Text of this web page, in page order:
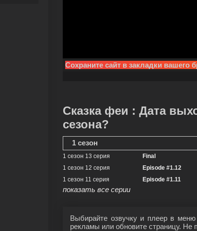
Сохраните сайт в закладки
Сказка феи : Дата
сезона?
1 сезон
1 сезон 13 серия
Final
1 сезон 12 серия
Episode #1.12
1 сезон 11 серия
Episode #1.11
показать все серии
Выбирайте озвучку и плеер в
рекламы или обновите страницу. Не